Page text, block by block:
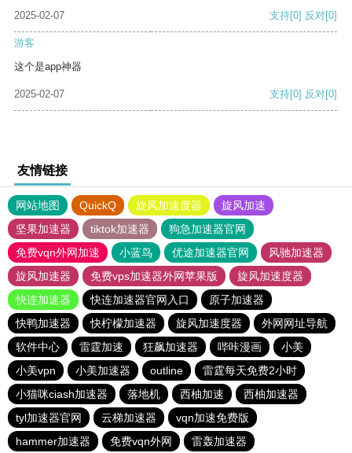
2025-02-07
支持[0] 反对[0]
游客
这个是app神器
2025-02-07 支持[0] 反对[0]
友情链接
网站地图 QuickQ 旋风加速度器
旋风加速
坚果加速器
tiktok加速器
狗急加速器官网
免费vqn外网加速
小蓝鸟 优途加速器官网
风驰加速器
旋风加速器
免费vps加速器外网苹果版
旋风加速度器
快连加速器
快连加速器官网入口
原子加速器
快鸭加速器
快柠檬加速器 旋风加速度器
外网网址导航
软件中心
雷霆加速 狂飙加速器 哔咔漫画
小美
小美vpn
小美加速器 outline
雷霆每天免费2小时
小猫咪ciash加速器
落地机 西柚加速
西柚加速器
tyl加速器官网
云梯加速器
vqn加速免费版
hammer加速器
免费vqn外网 雷轰加速器